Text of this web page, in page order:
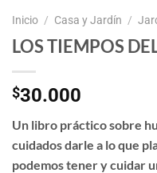
Inicio / Casa y Jardín /
LOS TIEMPOS
$30.000
Un libro práctico sobre
cuidados darle a lo que
podemos tener y cuidar